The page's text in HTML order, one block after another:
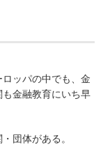
ッパの中でも、金
金融教育にいち早
団体がある。